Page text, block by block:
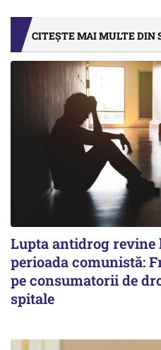
CITEȘTE MAI MULTE DIN
Lupta antidrog
perioada comunistă:
pe consumatorii de
spitale